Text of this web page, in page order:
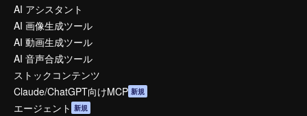
AI アシスタント
AI 画像生成ツール
AI 動画生成ツール
AI 音声合成ツール
ストックコンテンツ
Claude/ChatGPT向けMCP 新規
エージェント 新規